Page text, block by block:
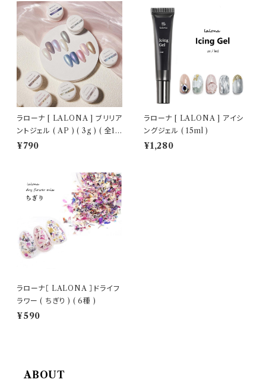
ラローナ [ LALONA ] ブリリア
ントジェル ( AP ) ( 3g ) ( 全10
色 )
¥790
ラローナ [ LALONA ] アイシ
ングジェル ( 15ml )
¥1,280
ラローナ［ LALONA ］ドライフ
ラワー ( ちぎり ) ( 6種 )
¥590
ABOUT